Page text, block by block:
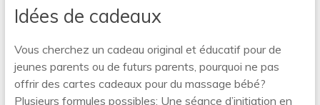
Idées de cadeaux
Vous cherchez un cadeau original et éducatif pour de
jeunes parents ou de futurs parents, pourquoi ne pas
offrir des cartes cadeaux pour du massage bébé?
Plusieurs formules possibles: Une séance d’initiation en